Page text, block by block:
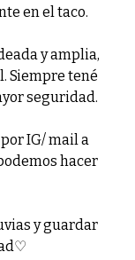
en el taco.
y amplia,
Siempre tené
seguridad.
IG/ mail a
hacer
y guardar